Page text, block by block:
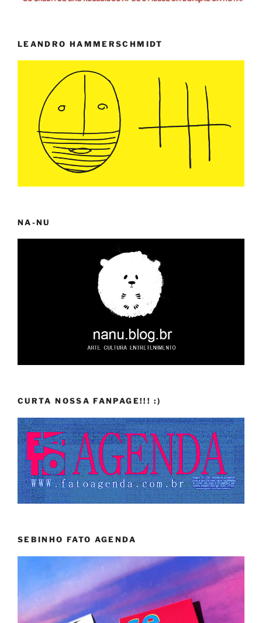
LEANDRO HAMMERSCHMIDT
NA-NU
CURTA NOSSA FANPAGE!!! :)
SEBINHO FATO AGENDA